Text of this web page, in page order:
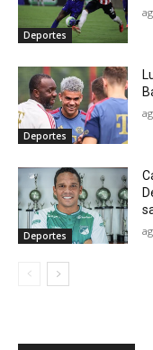
Deportes
Deportes
Deportes